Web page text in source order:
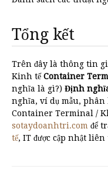
Tổng kết
Trên đây là thông tin
Kinh tếContainer
nghĩa là gì?) Định
nghĩa, ví dụ mẫu, phân
Container Terminal /
sotaydoanhtri.com để
tế, IT được cập nhật liên